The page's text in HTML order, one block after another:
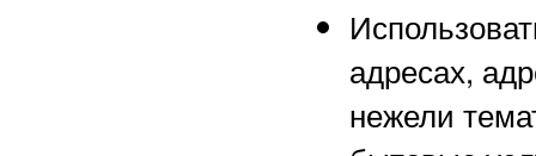
адресах,
нежели